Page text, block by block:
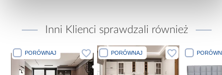
Inni Klienci sprawdzali również
PORÓWNAJ PORÓWNAJ